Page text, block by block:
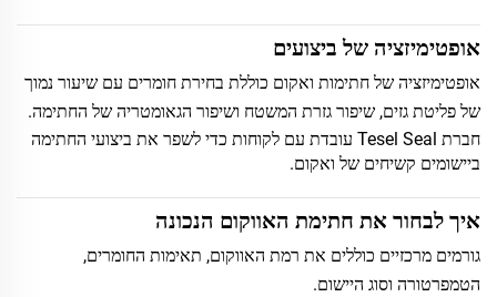
אופטימיזציה של ביצועים
אופטימיזציה של חתימות ואקום כוללת בחירת חומרים עם שיעור נמוך
של פליטת גזים, שיפור גזרת המשטח ושיפור הגאומטריה של החתימה.
חברת Tesel Seal עובדת עם לקוחות כדי לשפר את ביצועי החתימה
ביישומים קשיחים של ואקום.
איך לבחור את חתימת האווקום הנכונה
גורמים מרכזיים כוללים את רמת האווקום, תאימות החומרים,
הטמפרטורה וסוג היישום.